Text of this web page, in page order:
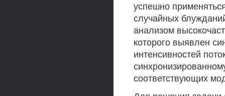
успешно
случайных
анализом
которого выявлен
интенсивностей
соответствующих